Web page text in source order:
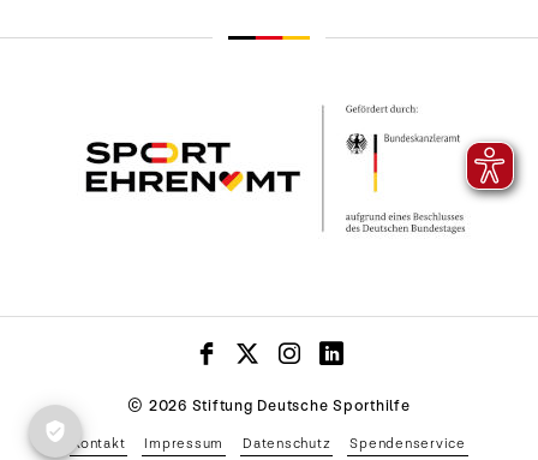
© 2026 Stiftung Deutsche Sporthilfe
Kontakt Impressum Datenschutz Spendenservice